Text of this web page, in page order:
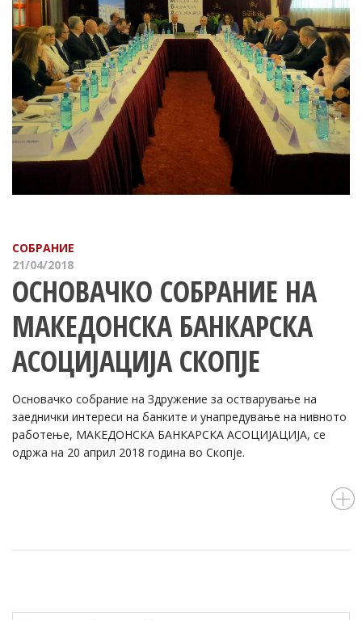
СОБРАНИЕ
21/04/2018
ОСНОВАЧКО СОБРАНИЕ НА
МАКЕДОНСКА БАНКАРСКА
АСОЦИЈАЦИЈА СКОПЈЕ
Основачко собрание на Здружение за остварување на
заеднички интереси на банките и унапредување на нивното
работење, МАКЕДОНСКА БАНКАРСКА АСОЦИЈАЦИЈА, се
одржа на 20 април 2018 година во Скопје.